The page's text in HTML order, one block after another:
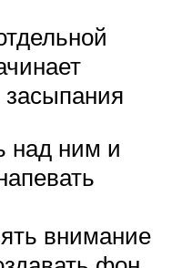
засыпания
над ним и
внимание